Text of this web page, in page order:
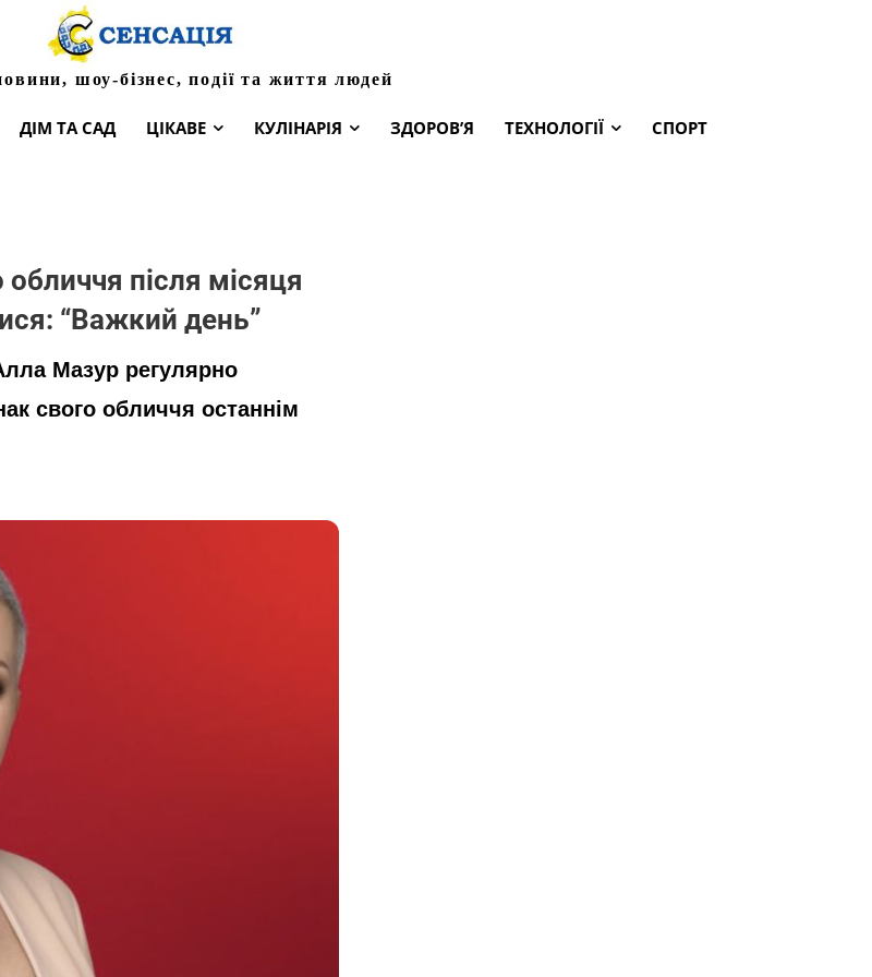
шоу-бізнес, події та життя людей
ДІМ ТА САД ЦІКАВЕ КУЛІНАРІЯ ЗДОРОВ’Я ТЕХНОЛОГІЇ СПОРТ
після місяця
“Важкий день”
Мазур регулярно
свого обличчя останнім